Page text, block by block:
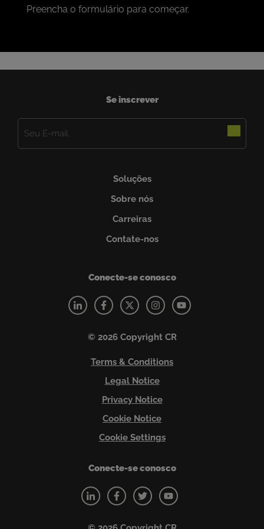
Preencha o formulário para começar.
Se inscrever
Soluções
Sobre nós
Carreiras
Contate-nos
Conecte-se conosco
© 2026 Copyright CR
Terms & Conditions
Legal Notice
Privacy Notice
Cookie Notice
Cookie Settings
Conecte-se conosco